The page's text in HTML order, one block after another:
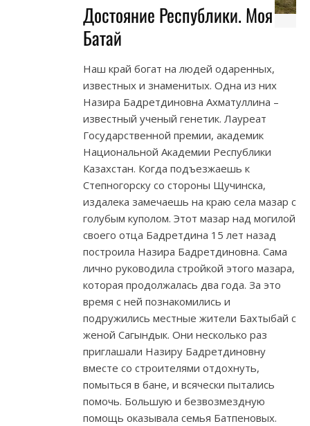
Достояние Республики. Моя
Батай
Наш край богат на людей одаренных,
известных и знаменитых. Одна из них
Назира Бадретдиновна Ахматуллина –
известный ученый генетик. Лауреат
Государственной премии, академик
Национальной Академии Республики
Казахстан. Когда подъезжаешь к
Степногорску со стороны Щучинска,
издалека замечаешь на краю села мазар с
голубым куполом. Этот мазар над могилой
своего отца Бадретдина 15 лет назад
построила Назира Бадретдиновна. Сама
лично руководила стройкой этого мазара,
которая продолжалась два года. За это
время с ней познакомились и
подружились местные жители Бахтыбай с
женой Сагындык. Они несколько раз
приглашали Назиру Бадретдиновну
вместе со строителями отдохнуть,
помыться в бане, и всячески пытались
помочь. Большую и безвозмездную
помощь оказывала семья Батпеновых.